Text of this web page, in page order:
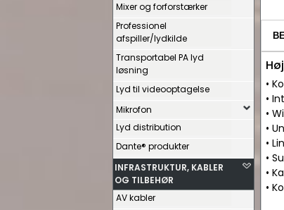
Mixer og forforstærker
Professionel
afspiller/lydkilde
Transportabel PA lyd
løsning
Lyd til videooptagelse
Mikrofon
Lyd distribution
Dante® produkter
INFRASTRUKTUR, KABLER
OG TILBEHØR
AV kabler
•
•
•
•
•
•
•
•